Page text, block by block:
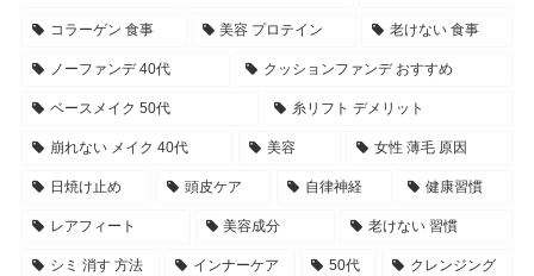
コラーゲン 食事 美容 プロテイン 老けない 食事
ノーファンデ 40代 クッションファンデ おすすめ
ベースメイク 50代 糸リフト デメリット
崩れない メイク 40代 美容 女性 薄毛 原因
日焼け止め 頭皮ケア 自律神経 健康習慣
レアフィート 美容成分 老けない 習慣
シミ 消す 方法 インナーケア 50代 クレンジング